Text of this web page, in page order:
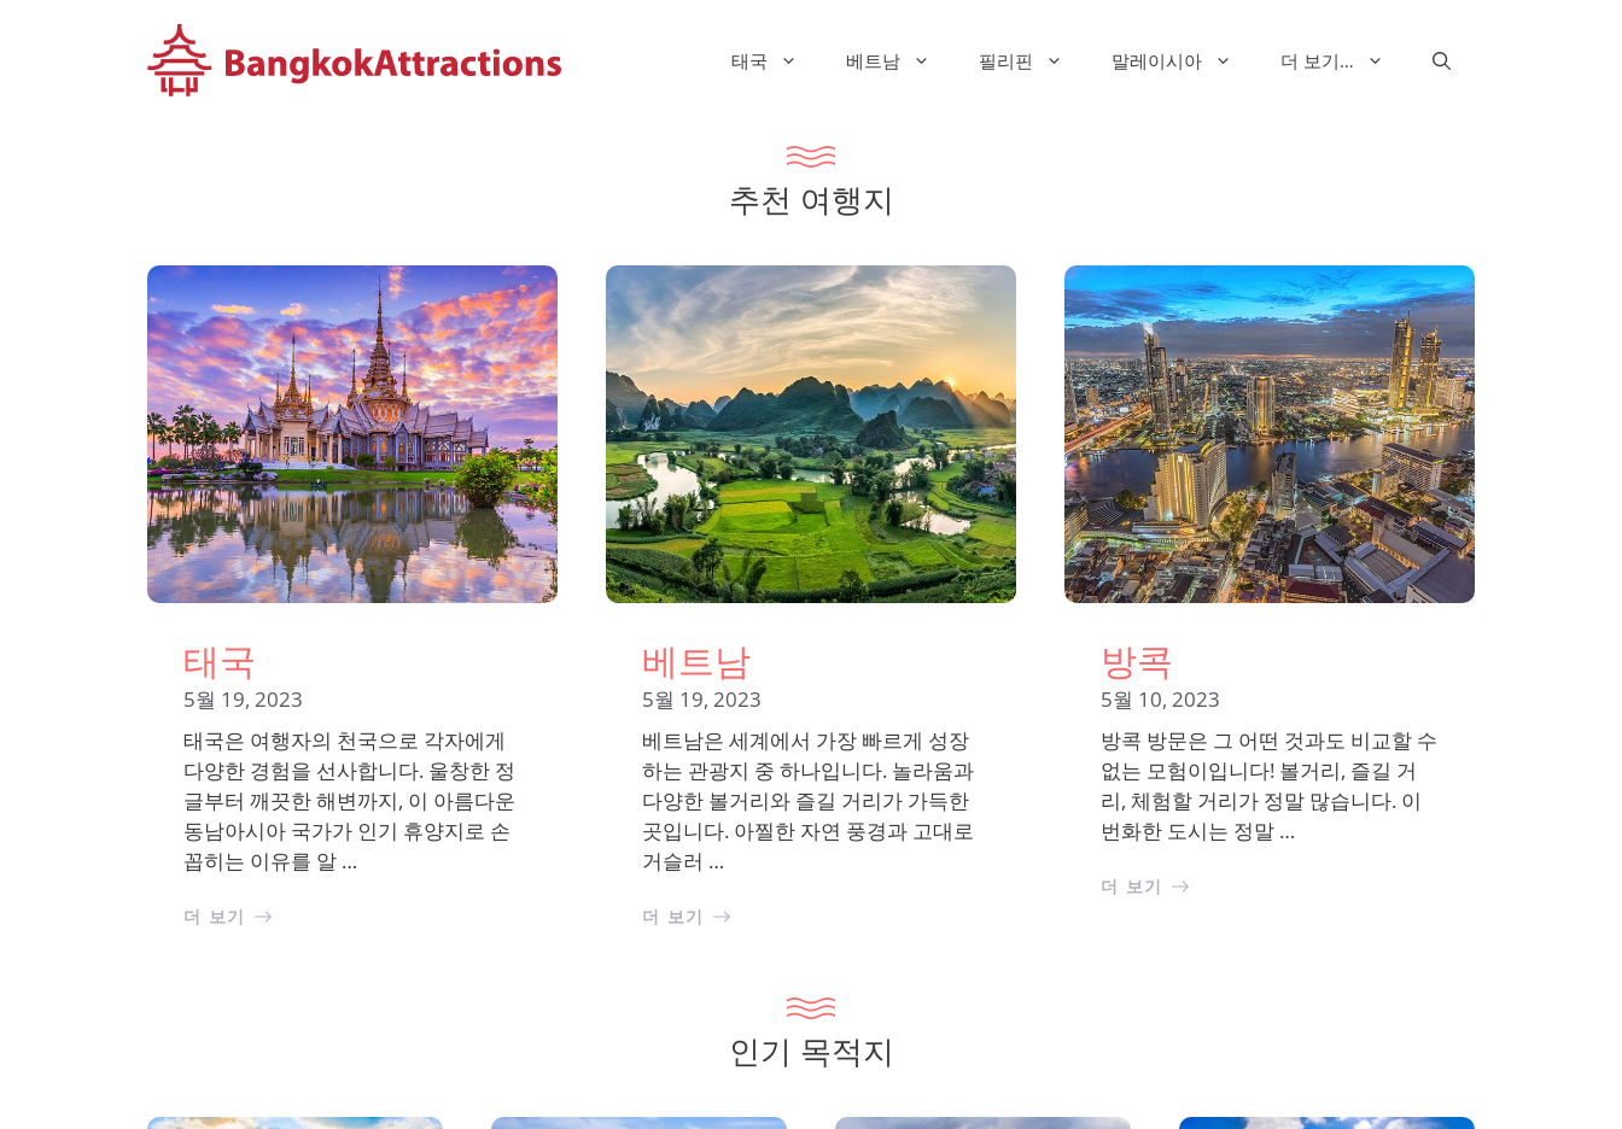
태국 베트남 필리핀 말레이시아 더 보기…
추천 여행지
태국
5월 19, 2023
태국은 여행자의 천국으로 각자에게
다양한 경험을 선사합니다. 울창한 정
글부터 깨끗한 해변까지, 이 아름다운
동남아시아 국가가 인기 휴양지로 손
꼽히는 이유를 알 …
더 보기
베트남
5월 19, 2023
베트남은 세계에서 가장 빠르게 성장
하는 관광지 중 하나입니다. 놀라움과
다양한 볼거리와 즐길 거리가 가득한
곳입니다. 아찔한 자연 풍경과 고대로
거슬러 …
더 보기
방콕
5월 10, 2023
방콕 방문은 그 어떤 것과도 비교할 수
없는 모험이입니다! 볼거리, 즐길 거
리, 체험할 거리가 정말 많습니다. 이
번화한 도시는 정말 …
더 보기
인기 목적지